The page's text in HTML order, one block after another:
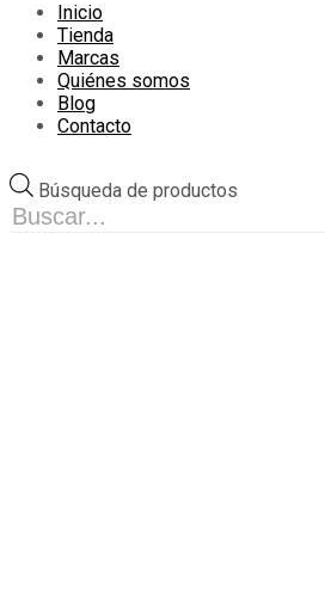
Inicio
Tienda
Marcas
Quiénes somos
Blog
Contacto
Búsqueda de productos